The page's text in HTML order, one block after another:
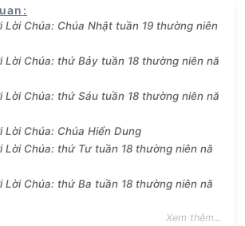
:
Lời Chúa: Chúa Nhật tuần 19 thường niên
Lời Chúa: thứ Bảy tuần 18 thường niên nă
Lời Chúa: thứ Sáu tuần 18 thường niên nă
Lời Chúa: Chúa Hiển Dung
Lời Chúa: thứ Tư tuần 18 thường niên nă
Lời Chúa: thứ Ba tuần 18 thường niên nă
Xem thêm...